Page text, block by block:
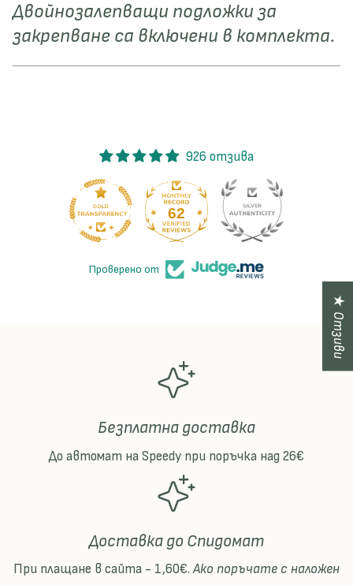
Двойнозалепващи подложки за
закрепване са включени в комплекта.
926 отзива
62
Проверено от
Безплатна доставка
До автомат на Speedy при поръчка над 26€
Доставка до Спидомат
При плащане в сайта - 1,60€.Ако поръчате с наложен
★ Отзиви